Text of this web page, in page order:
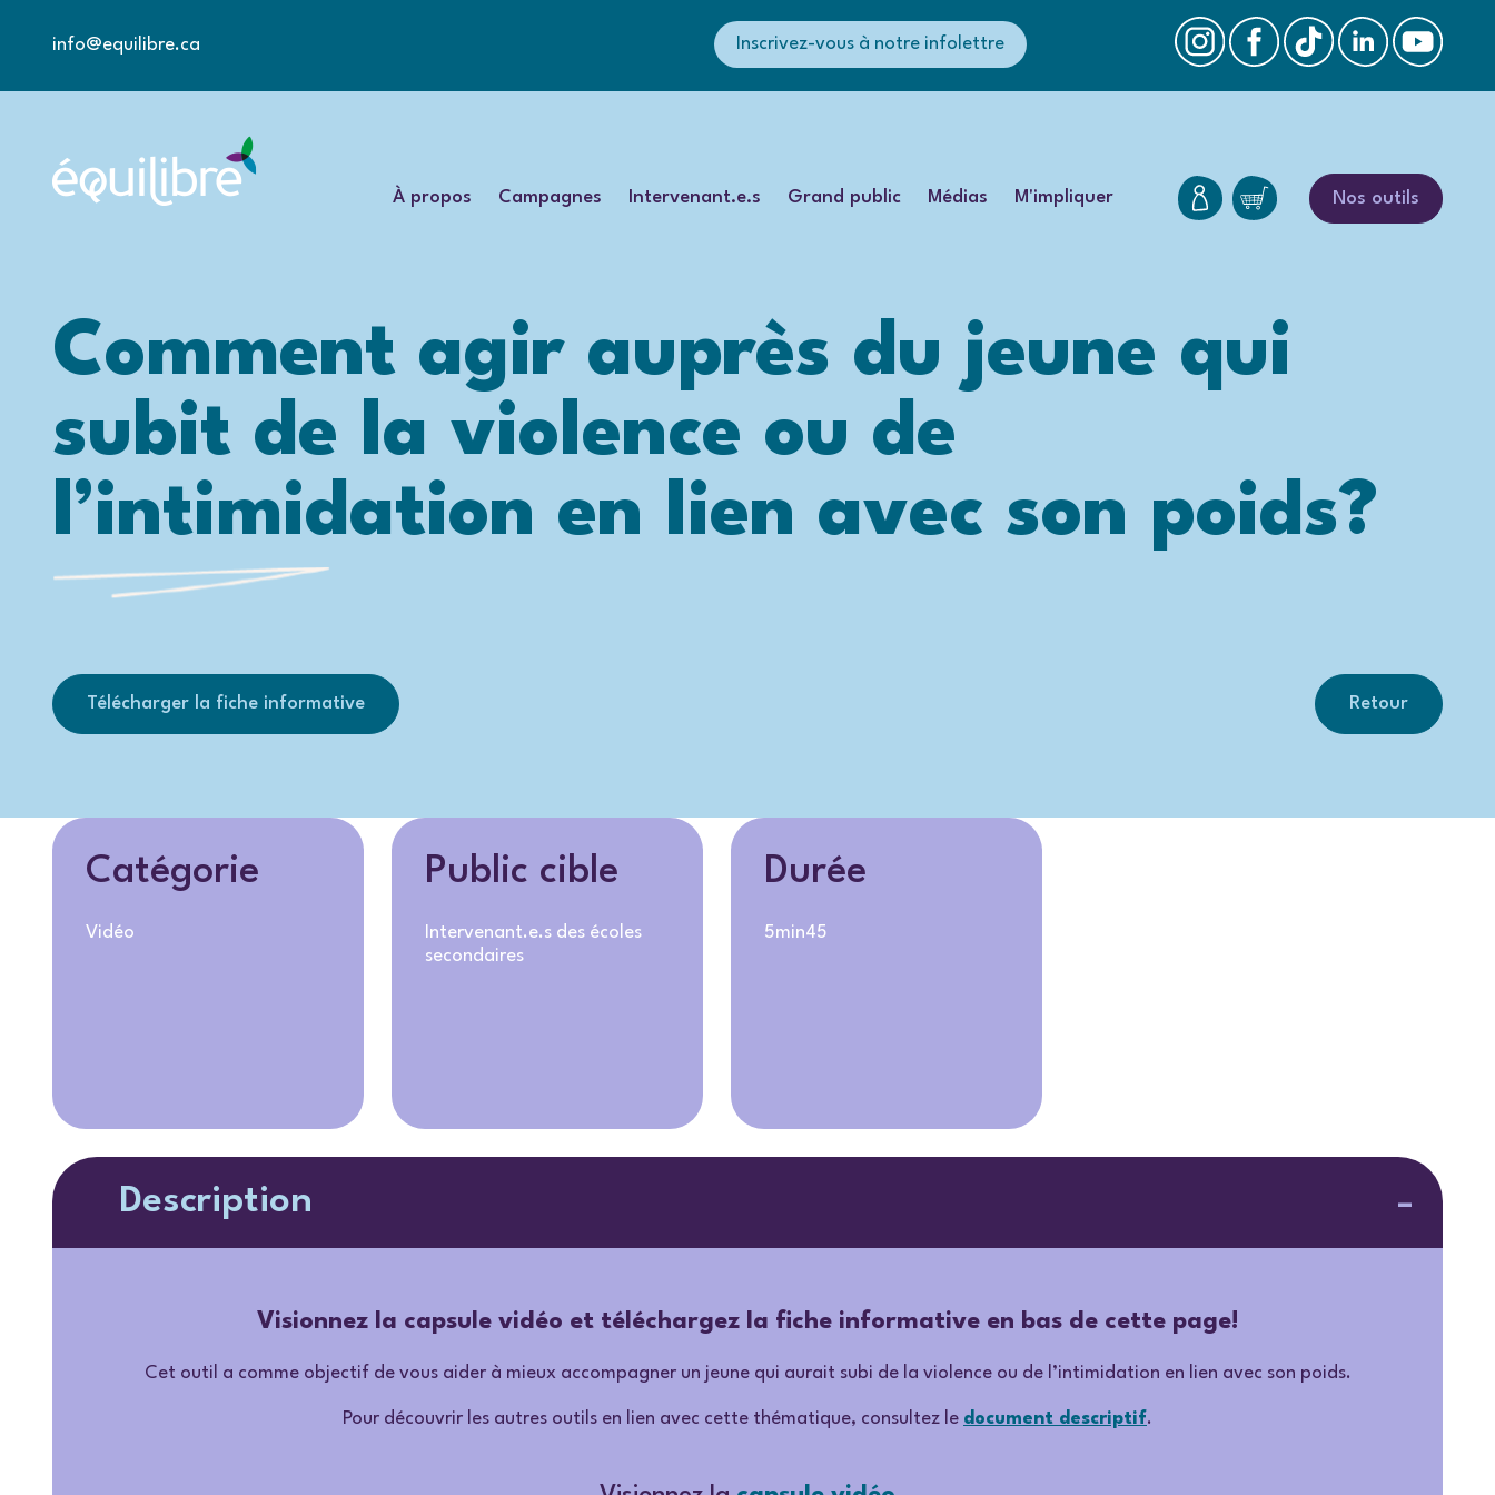
info@equilibre.ca Inscrivez-vous à notre infolettre
À propos Campagnes Intervenant.e.s Grand public Médias M'impliquer Nos outils
Comment agir auprès du jeune qui
subit de la violence ou de
l’intimidation en lien avec son poids?
Télécharger la fiche informative Retour
Catégorie
Vidéo
Public cible
Intervenant.e.s des écoles
secondaires
Durée
5min45
Description
Visionnez la capsule vidéo et téléchargez la fiche informative en bas de cette page!
Cet outil a comme objectif de vous aider à mieux accompagner un jeune qui aurait subi de la violence ou de l’intimidation en lien avec son poids.
Pour découvrir les autres outils en lien avec cette thématique, consultez le document descriptif.